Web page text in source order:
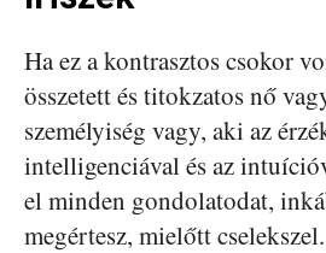
Ha ez a kontrasztos csokor
összetett és titokzatos nő
személyiség vagy, aki az
intelligenciával és az
el minden gondolatodat,
megértesz, mielőtt cselekszel.